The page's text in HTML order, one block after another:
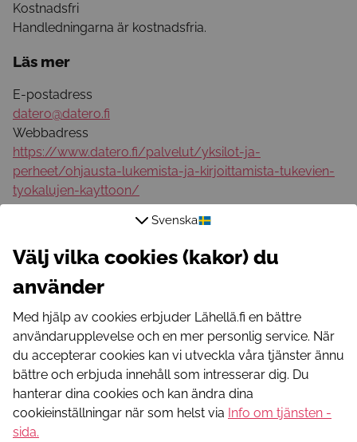
Kostnadsfri
Handledningarna är kostnadsfria.
Läs mer
E-postadress
datero@datero.fi
Webbadress
https://www.datero.fi/palvelut/yksilot-ja-
perheet/ohjausta-lukemista-ja-kirjoittamista-tukevien-
tyokalujen-kayttoon/
Webbadress
https://www.datero.fi/sv/tjanster/individer-och-
familjer/handledning-for-att-underlatta-ibruktagandet-
av-applikationer-som-underlattar-lasning-skrivning-
och-koncentration/
+358408387059
Telefonnummer
+358500171516
Webbadress
https://www.datero.fi/en/for-students-2/guidance-
sessions/
Svenska
Välj vilka cookies (kakor) du
använder
Med hjälp av cookies erbjuder Lähellä.fi en bättre
användarupplevelse och en mer personlig service. När
du accepterar cookies kan vi utveckla våra tjänster ännu
bättre och erbjuda innehåll som intresserar dig. Du
hanterar dina cookies och kan ändra dina
cookieinställningar när som helst via Info om tjänsten -
sida.